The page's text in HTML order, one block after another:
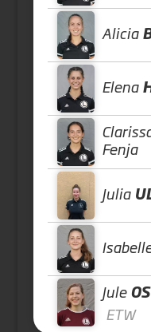
Alicia
Elena
Fenja
Julia
Jule
ETW